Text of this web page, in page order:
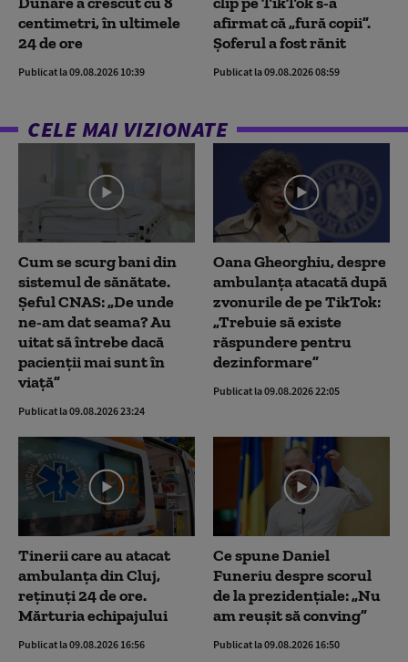
centimetri, în ultimele
24 de ore
Publicat la 09.08.2026 10:39
afirmat că „fură copii”.
Șoferul a fost rănit
Publicat la 09.08.2026 08:59
CELE MAI VIZIONATE
Cum se scurg bani din
sistemul de sănătate.
Șeful CNAS: „De unde
ne-am dat seama? Au
uitat să întrebe dacă
pacienții mai sunt în
viață”
Publicat la 09.08.2026 23:24
Oana Gheorghiu, despre
ambulanța atacată după
zvonurile de pe TikTok:
„Trebuie să existe
răspundere pentru
dezinformare”
Publicat la 09.08.2026 22:05
Tinerii care au atacat
ambulanța din Cluj,
reținuți 24 de ore.
Mărturia echipajului
Publicat la 09.08.2026 16:56
Ce spune Daniel
Funeriu despre scorul
de la prezidențiale: „Nu
am reușit să conving”
Publicat la 09.08.2026 16:50